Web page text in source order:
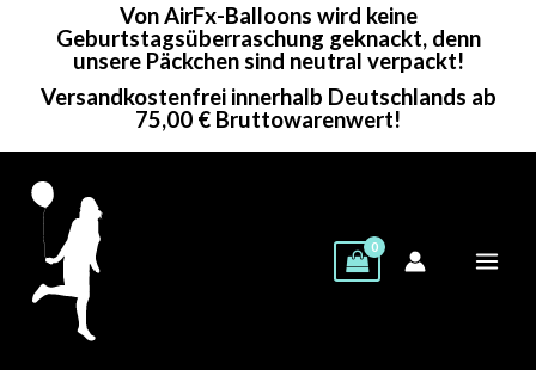
Von AirFx-Balloons wird keine
Geburtstagsüberraschung geknackt, denn
unsere Päckchen sind neutral verpackt!
Versandkostenfrei innerhalb Deutschlands ab
75,00 € Bruttowarenwert!